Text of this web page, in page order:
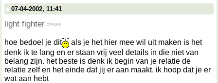
07-04-2002, 11:41
light fighter
hoe bedoel je dit
als je het hier mee wil uit maken is het
denk ik te lang en er staan vrij veel details in die niet van
belang zijn. het beste is denk ik begin van je relatie de
relatie zelf en het einde dat jij er aan maakt. ik hoop dat je er
wat aan hebt